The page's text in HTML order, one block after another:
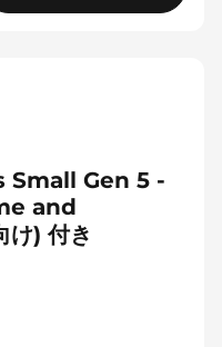
Gen 5 -
and
) 付き